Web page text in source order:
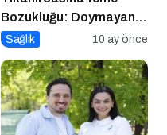
Bozukluğu: Doymayan
Duygular
Sağlık 10 ay önce